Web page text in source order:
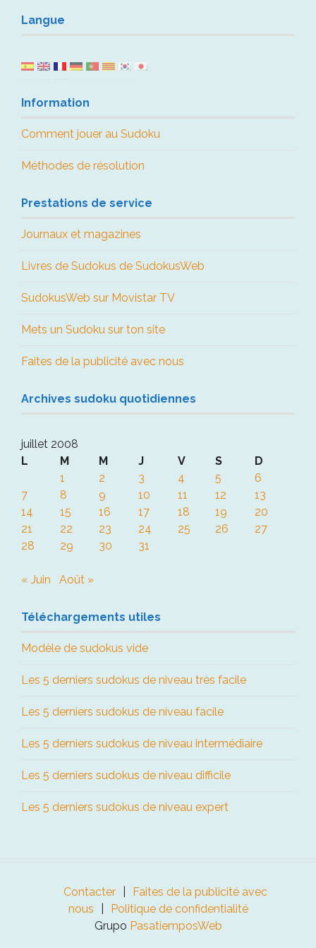
Langue
Information
Comment jouer au Sudoku
Méthodes de résolution
Prestations de service
Journaux et magazines
Livres de Sudokus de SudokusWeb
SudokusWeb sur Movistar TV
Mets un Sudoku sur ton site
Faites de la publicité avec nous
Archives sudoku quotidiennes
juillet 2008
L
M M J V S
D
1
2 3 4 5
6
7
8 9 10 11 12
13
14
15 16 17 18 19
20
21
22 23 24 25 26
27
28
29 30 31
« Juin Août »
Téléchargements utiles
Modèle de sudokus vide
Les 5 derniers sudokus de niveau très facile
Les 5 derniers sudokus de niveau facile
Les 5 derniers sudokus de niveau intermédiaire
Les 5 derniers sudokus de niveau difficile
Les 5 derniers sudokus de niveau expert
Contacter
Faites de la publicité avec
nous
Politique de confidentialité
Grupo PasatiemposWeb